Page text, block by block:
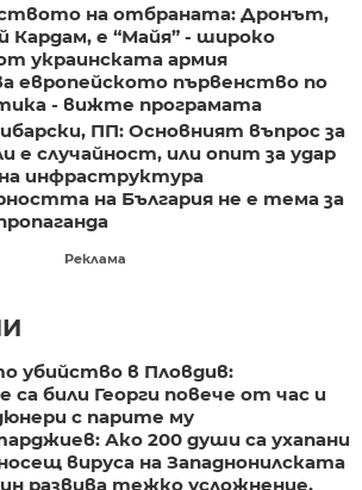
на отбраната: Дронът,
Кардам, е “Майя” - широко
украинската армия
европейското първенство по
- вижте програмата
ПП: Основният въпрос за
е случайност, или опит за удар
инфраструктура
на България не е тема за
Реклама
убийство в Пловдив:
били Георги повече от час и
с парите му
Ако 200 души са ухапани
вируса на Западнонилската
развива тежко усложнение,